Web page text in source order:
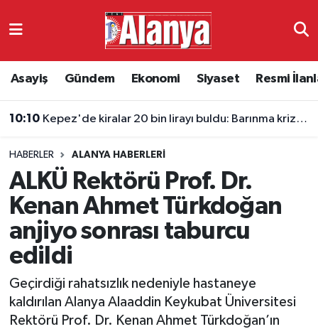
Asayiş Gündem Ekonomi Siyaset Resmi
10:10 Kepez'de kiralar 20 bin lirayı buldu: Barınma krizi uyarısı
HABERLER ALANYA HABERLERI
ALKÜ Rektörü Prof. Dr.
Kenan Ahmet Türkdoğan
anjiyo sonrası taburcu
edildi
Geçirdiği rahatsızlık nedeniyle hastaneye
kaldırılan Alanya Alaaddin Keykubat Üniversitesi
Rektörü Prof. Dr. Kenan Ahmet Türkdoğan’ın
Ekonomi
Resmi İlanlar
Alanyaspor
E-Gazete
Antalya Namaz Vakitleri
Süper Lig Puan Durumu ve Fikstür
Tüm Manşetler
Haber Arşivi